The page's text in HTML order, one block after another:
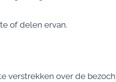
of delen ervan.
verstrekken over de